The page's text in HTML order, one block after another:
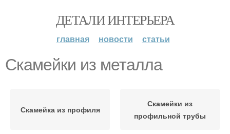
ДЕТАЛИ ИНТЕРЬЕРА
главная новости статьи
Скамейки из металла
Скамейка из профиля
Скамейки из
профильной трубы